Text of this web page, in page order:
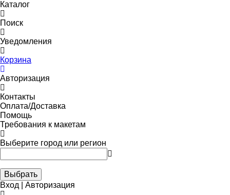
Каталог
Поиск
Уведомления
Корзина
Авторизация
Контакты
Оплата/Доставка
Помощь
Требования к макетам
Выберите город или регион
Выбрать
Вход | Авторизация